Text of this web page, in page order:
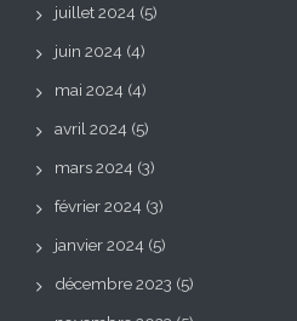
juillet 2024 (5)
juin 2024 (4)
mai 2024 (4)
avril 2024 (5)
mars 2024 (3)
février 2024 (3)
janvier 2024 (5)
décembre 2023 (5)